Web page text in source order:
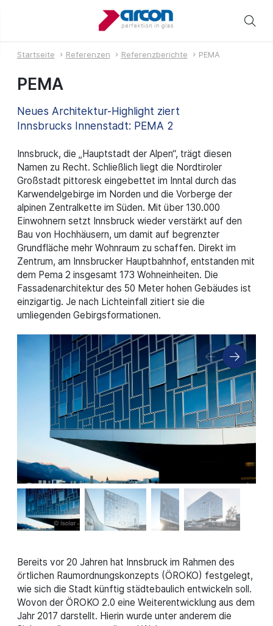
Startseite Referenzen Referenzberichte PEMA
PEMA
Neues Architektur-Highlight ziert
Innsbrucks Innenstadt: PEMA 2
Innsbruck, die „Hauptstadt der Alpen“, trägt diesen
Namen zu Recht. Schließlich liegt die Nordtiroler
Großstadt pittoresk eingebettet im Inntal durch das
Karwendelgebirge im Norden und die Vorberge der
alpinen Zentralkette im Süden. Mit über 130.000
Einwohnern setzt Innsbruck wieder verstärkt auf den
Bau von Hochhäusern, um damit auf begrenzter
Grundfläche mehr Wohnraum zu schaffen. Direkt im
Zentrum, am Innsbrucker Hauptbahnhof, entstanden mit
dem Pema 2 insgesamt 173 Wohneinheiten. Die
Fassadenarchitektur des 50 Meter hohen Gebäudes ist
einzigartig. Je nach Lichteinfall zitiert sie die
umliegenden Gebirgsformationen.
Bereits vor 20 Jahren hat Innsbruck im Rahmen des
örtlichen Raumordnungskonzepts (ÖROKO) festgelegt,
wie sich die Stadt künftig städtebaulich entwickeln soll.
Wovon der ÖROKO 2.0 eine Weiterentwicklung aus dem
Jahr 2017 darstellt. Hierin wurde unter anderem die